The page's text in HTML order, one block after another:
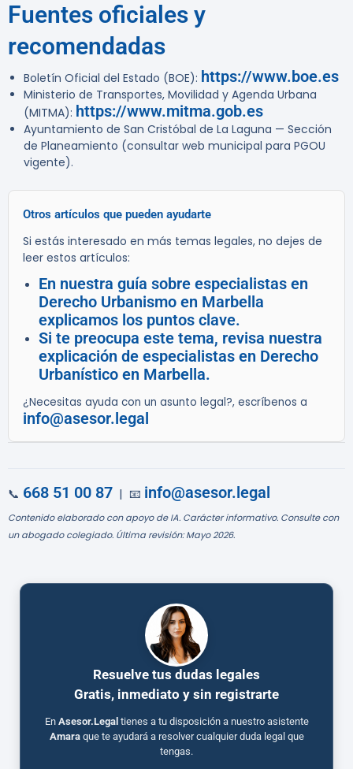
Fuentes oficiales y
recomendadas
Boletín Oficial del Estado (BOE): https://www.boe.es
Ministerio de Transportes, Movilidad y Agenda Urbana
(MITMA): https://www.mitma.gob.es
Ayuntamiento de San Cristóbal de La Laguna — Sección
de Planeamiento (consultar web municipal para PGOU
vigente).
Otros artículos que pueden ayudarte
Si estás interesado en más temas legales, no dejes de
leer estos artículos:
En nuestra guía sobre especialistas en
Derecho Urbanismo en Marbella
explicamos los puntos clave.
Si te preocupa este tema, revisa nuestra
explicación de especialistas en Derecho
Urbanístico en Marbella.
¿Necesitas ayuda con un asunto legal?, escríbenos a
info@asesor.legal
📞 668 51 00 87 | 📧 info@asesor.legal
Contenido elaborado con apoyo de IA. Carácter informativo. Consulte con
un abogado colegiado. Última revisión: Mayo 2026.
Resuelve tus dudas legales
Gratis, inmediato y sin registrarte
En Asesor.Legal tienes a tu disposición a nuestro asistente
Amaraque te ayudará a resolver cualquier duda legal que
tengas.